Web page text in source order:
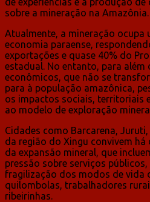
sobre a mineração na Amazônia.
Atualmente, a mineração ocupa
economia paraense,
exportações e quase 40% do
estadual. No entanto, para além
econômicos, que não se
para à população amazônica,
os impactos sociais, territoriais
ao modelo de exploração
Cidades como Barcarena,
da região do Xingu convivem
da expansão mineral, que
pressão sobre serviços
fragilização dos modos de vida
quilombolas, trabalhadores
ribeirinhas.